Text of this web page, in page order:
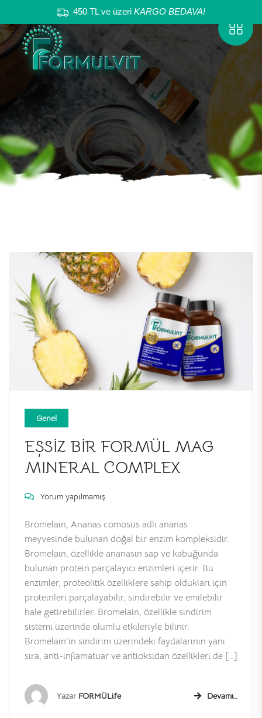
450 TL ve üzeri KARGO BEDAVA!
Genel
EŞSIZ BIR FORMÜL MAG
MINERAL COMPLEX
Yorum yapılmamış
Bromelain, Ananas comosus adlı ananas
meyvesinde bulunan doğal bir enzim kompleksidir.
Bromelain, özellikle ananasın sap ve kabuğunda
bulunan protein parçalayıcı enzimleri içerir. Bu
enzimler, proteolitik özelliklere sahip oldukları için
proteinleri parçalayabilir, sindirebilir ve emilebilir
hale getirebilirler. Bromelain, özellikle sindirim
sistemi üzerinde olumlu etkileriyle bilinir.
Bromelain’in sindirim üzerindeki faydalarının yanı
sıra, anti-inflamatuar ve antioksidan özellikleri de […]
Yazar FORMÜLife Devamı..